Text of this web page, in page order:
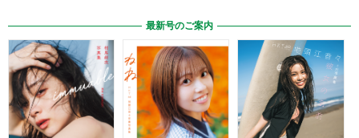
最新号のご案内